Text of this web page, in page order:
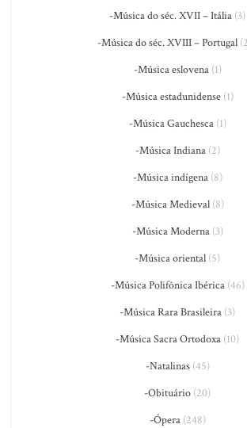
-Música do séc. XVII – Itália (3)
-Música do séc. XVIII – Portugal
-Música eslovena(1)
-Música estadunidense(1)
-Música Gauchesca(1)
-Música Indiana(2)
-Música indígena(8)
-Música Medieval(8)
-Música Moderna(3)
-Música oriental (5)
-Música Polifônica Ibérica(46)
-Música Rara Brasileira (3)
-Música Sacra Ortodoxa (10)
-Natalinas(45)
-Obituário (20)
-Ópera(248)